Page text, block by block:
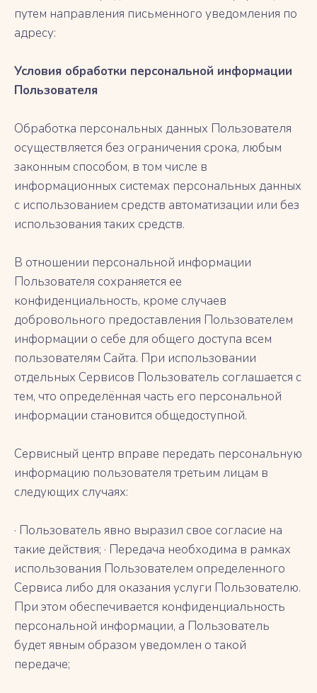
путем направления письменного уведомления по
адресу:
Условия обработки персональной информации
Пользователя
Обработка персональных данных Пользователя
осуществляется без ограничения срока, любым
законным способом, в том числе в
информационных системах персональных данных
с использованием средств автоматизации или без
использования таких средств.
В отношении персональной информации
Пользователя сохраняется ее
конфиденциальность, кроме случаев
добровольного предоставления Пользователем
информации о себе для общего доступа всем
пользователям Сайта. При использовании
отдельных Сервисов Пользователь соглашается с
тем, что определённая часть его персональной
информации становится общедоступной.
Сервисный центр вправе передать персональную
информацию пользователя третьим лицам в
следующих случаях:
· Пользователь явно выразил свое согласие на
такие действия; · Передача необходима в рамках
использования Пользователем определенного
Сервиса либо для оказания услуги Пользователю.
При этом обеспечивается конфиденциальность
персональной информации, а Пользователь
будет явным образом уведомлен о такой
передаче;